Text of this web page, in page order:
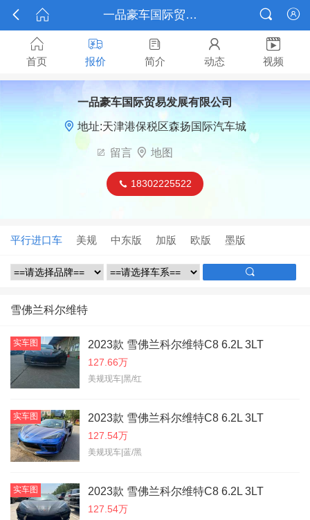
  一品豪车国际贸易发展有限公司 


首页

报价

简介

动态

视频
一品豪车国际贸易发展有限公司
 地址:天津港保税区森扬国际汽车城
 留言  地图
 18302225522
平行进口车 美规 中东版 加版 欧版 墨版

雪佛兰科尔维特
实车图 2023款 雪佛兰科尔维特C8 6.2L 3LT
127.66万
美规现车|黑/红
实车图 2023款 雪佛兰科尔维特C8 6.2L 3LT
127.54万
美规现车|蓝/黑
实车图 2023款 雪佛兰科尔维特C8 6.2L 3LT
127.54万